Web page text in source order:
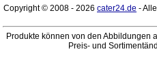
Copyright © 2008 - 2026 cater24.de -
Produkte können von den Abbildungen
Preis- und